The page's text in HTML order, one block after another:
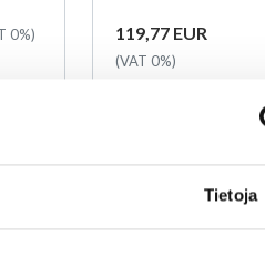
Tietoja
0%) Price
119,77 EUR
(VAT 0%)